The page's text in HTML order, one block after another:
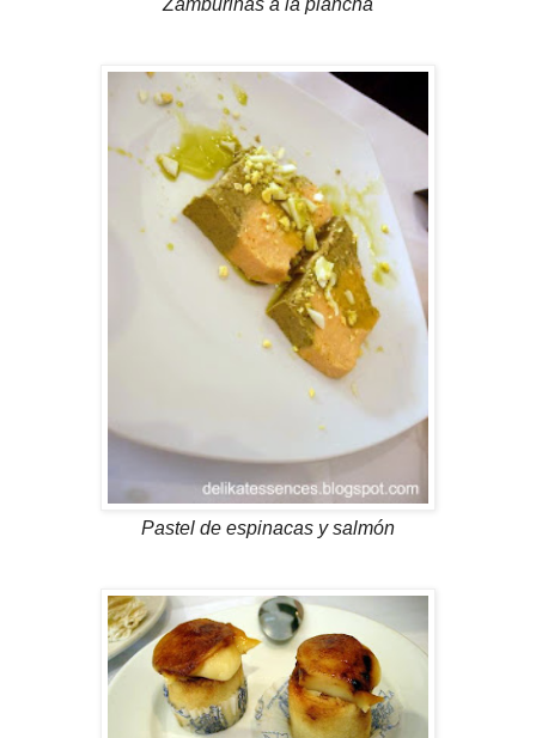
Pastel de espinacas y salmón